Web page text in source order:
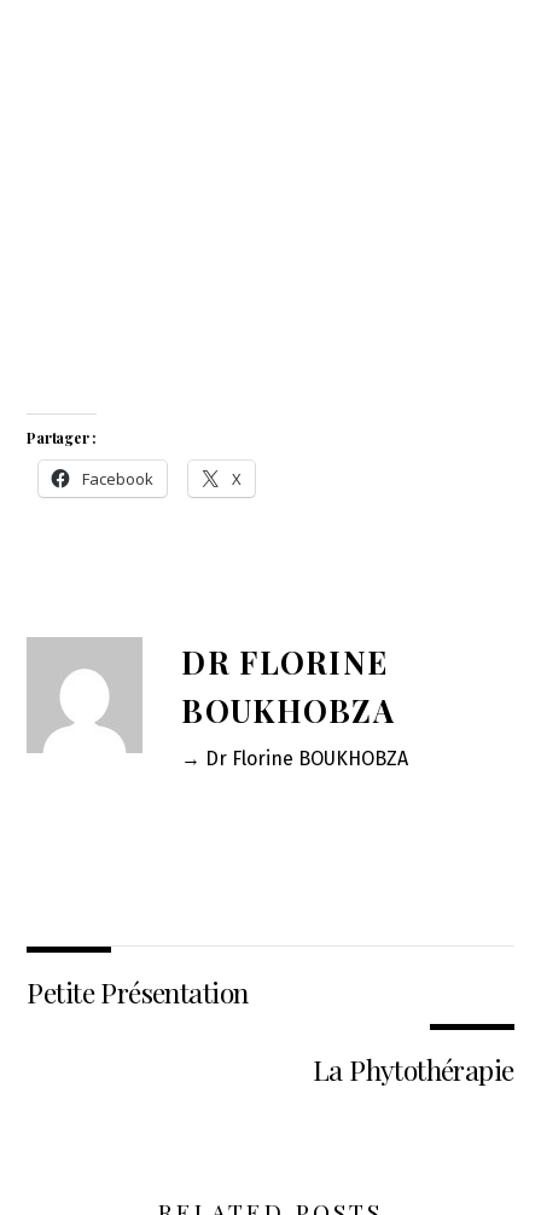
Partager :
Facebook X
DR FLORINE
BOUKHOBZA
→ Dr Florine BOUKHOBZA
Petite Présentation
La Phytothérapie